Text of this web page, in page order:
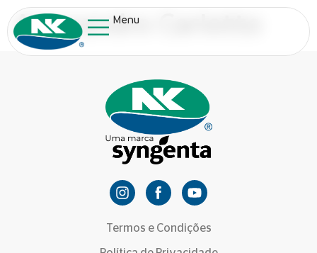
Menu
Alessandro Carlotto
Termos e Condições